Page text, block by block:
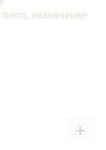
назначение-
+